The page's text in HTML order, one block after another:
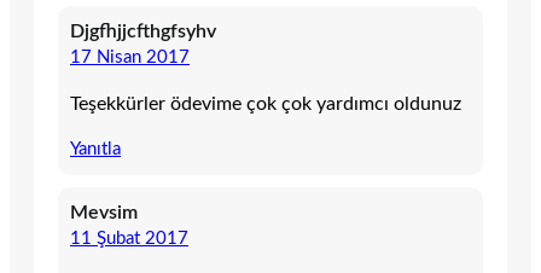
Djgfhjjcfthgfsyhv
17 Nisan 2017
Teşekkürler ödevime çok çok yardımcı oldunuz
Yanıtla
Mevsim
11 Şubat 2017